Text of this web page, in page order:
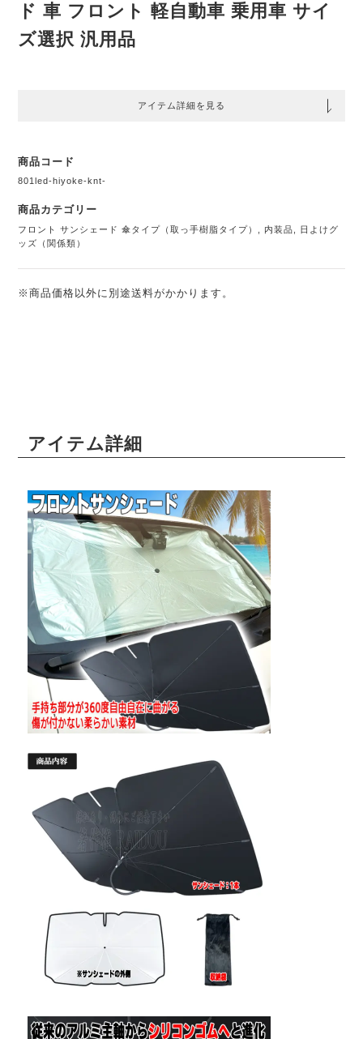
ド 車 フロント 軽自動車 乗用車 サイ
ズ選択 汎用品
アイテム詳細を見る
商品コード
801led-hiyoke-knt-
商品カテゴリー
フロント サンシェード 傘タイプ（取っ手樹脂タイプ） 内装品
日よけグ
ッズ（関係類）
※商品価格以外に別途送料がかかります。
アイテム詳細